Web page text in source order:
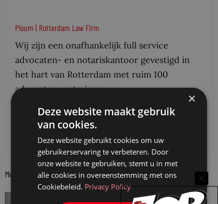
Ploum | Rotterdam Law Firm
Wij zijn een onafhankelijk full service
advocaten- en notariskantoor gevestigd in
het hart van Rotterdam met ruim 100
advocaten, notarissen en
merkengemachtigden. Ploum behoort tot…
Meer informatie
Meer berichten van partner
VAN ONZE KENNISPARTNERS
×
Deze website maakt gebruik
van cookies.
Deze website gebruikt cookies om uw
gebruikerservaring te verbeteren. Door
onze website te gebruiken, stemt u in met
alle cookies in overeenstemming met ons
Cookiebeleid. Privacy Policy